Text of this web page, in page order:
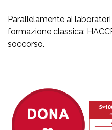
Parallelamente ai
formazione classica:
soccorso.